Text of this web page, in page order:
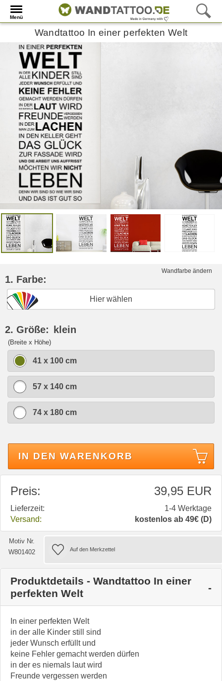
Menü
Wandtattoo In einer perfekten Welt
Wandfarbe ändern
1. Farbe:
Hier wählen
2. Größe: klein
(Breite x Höhe)
41 x 100 cm
57 x 140 cm
74 x 180 cm
IN DEN WARENKORB
Preis: 39,95 EUR
Lieferzeit:
1-4 Werktage
Versand:
kostenlos ab 49€ (D)
Motiv Nr.
W801402
Produktdetails - Wandtattoo In einer
perfekten Welt
In einer perfekten Welt
in der alle Kinder still sind
jeder Wunsch erfüllt und
keine Fehler gemacht werden dürfen
in der es niemals laut wird
Freunde vergessen werden